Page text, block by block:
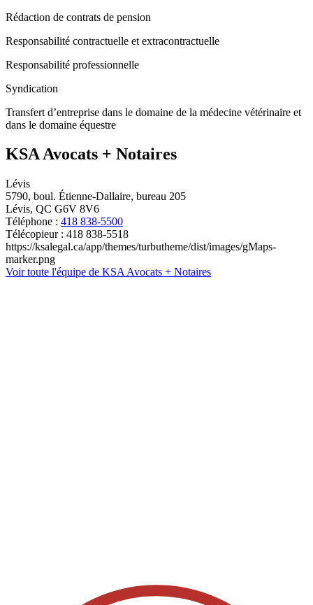
Rédaction de contrats de pension
Responsabilité contractuelle et extracontractuelle
Responsabilité professionnelle
Syndication
Transfert d’entreprise dans le domaine de la médecine vétérinaire et
dans le domaine équestre
KSA Avocats + Notaires
Lévis
5790, boul. Étienne-Dallaire, bureau 205
Lévis, QC G6V 8V6
Téléphone : 418 838-5500
Télécopieur : 418 838-5518
https://ksalegal.ca/app/themes/turbutheme/dist/images/gMaps-
marker.png
Voir toute l'équipe de KSA Avocats + Notaires